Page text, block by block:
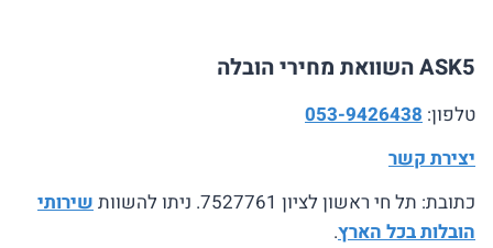
ASK5 השוואת מחירי הובלה
טלפון: 053-9426438
יצירת קשר
כתובת: תל חי ראשון לציון 7527761. ניתו להשוות
שירותי
הובלות בכל הארץ.